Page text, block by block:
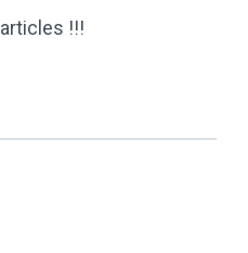
!!!